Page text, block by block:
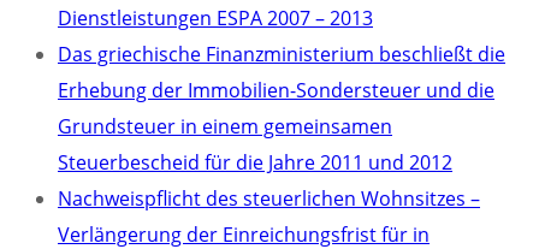
Dienstleistungen ESPA 2007 – 2013
Das griechische Finanzministerium beschließt die
Erhebung der Immobilien-Sondersteuer und die
Grundsteuer in einem gemeinsamen
Steuerbescheid für die Jahre 2011 und 2012
Nachweispflicht des steuerlichen Wohnsitzes –
Verlängerung der Einreichungsfrist für in